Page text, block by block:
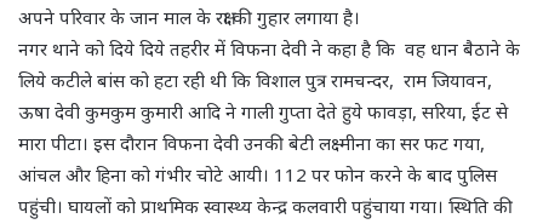
अपने परिवार के जान माल के रक्षा की गुहार लगाया है।
नगर थाने को दिये दिये तहरीर में विफना देवी ने कहा है कि वह धान बैठाने के
लिये कटीले बांस को हटा रही थी कि विशाल पुत्र रामचन्दर, राम जियावन,
ऊषा देवी कुमकुम कुमारी आदि ने गाली गुप्ता देते हुये फावड़ा, सरिया, ईट से
मारा पीटा। इस दौरान विफना देवी उनकी बेटी लक्ष्मीना का सर फट गया,
आंचल और हिना को गंभीर चोटे आयी। 112 पर फोन करने के बाद पुलिस
पहुंची। घायलों को प्राथमिक स्वास्थ्य केन्द्र कलवारी पहुंचाया गया। स्थिति की